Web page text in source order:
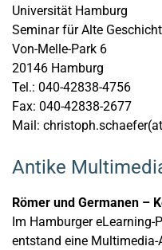
Universität Hamburg
Seminar für Alte
Von-Melle-Park 6
20146 Hamburg
Tel.: 040-42838-4756
Fax: 040-42838-2677
Mail:
Antike
Römer und Germanen –
Im Hamburger eLearning-
entstand eine